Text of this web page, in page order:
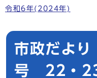
令和6年(2024年)
市政だよ
号 22・23